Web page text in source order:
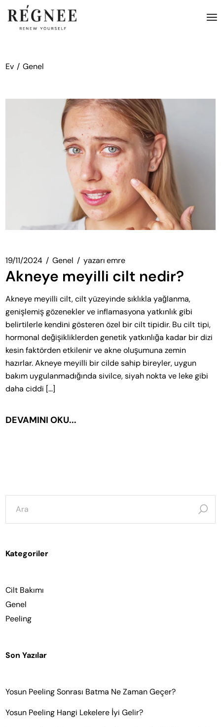
atla
Ev Genel
19/11/2024 Genel yazarı emre
Akneye meyilli cilt nedir?
Akneye meyilli cilt, cilt yüzeyinde sıklıkla yağlanma,
genişlemiş gözenekler ve inflamasyona yatkınlık gibi
belirtilerle kendini gösteren özel bir cilt tipidir. Bu cilt tipi,
hormonal değişikliklerden genetik yatkınlığa kadar bir dizi
kesin faktörden etkilenir ve akne oluşumuna zemin
hazırlar. Akneye meyilli bir cilde sahip bireyler, uygun
bakım uygulanmadığında sivilce, siyah nokta ve leke gibi
daha ciddi […]
DEVAMINI OKU...
şunun
için
ara:
Kategoriler
Cilt Bakımı
Genel
Peeling
Son Yazılar
Yosun Peeling Sonrası Batma Ne Zaman Geçer?
Yosun Peeling Hangi Lekelere İyi Gelir?